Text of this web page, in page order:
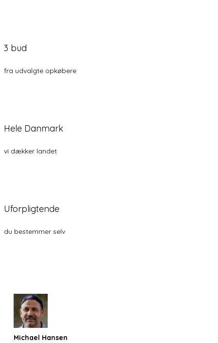
3 bud
fra udvalgte opkøbere
Hele Danmark
vi dækker landet
Uforpligtende
du bestemmer selv
Michael Hansen